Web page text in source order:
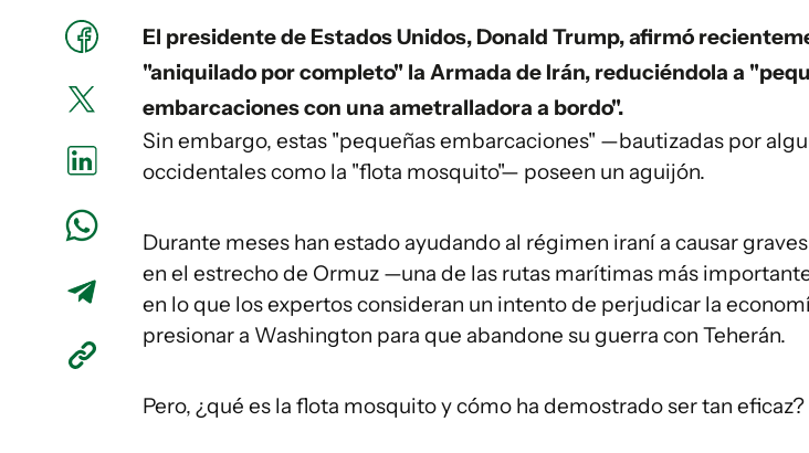
El presidente de Estados Unidos, Donald Trump, afirmó
"aniquilado por completo" la Armada de Irán, reduciéndola a
embarcaciones con una ametralladora a bordo".
Sin embargo, estas "pequeñas embarcaciones" —bautizadas por
occidentales como la "flota mosquito"— poseen un aguijón.
Durante meses han estado ayudando al régimen iraní a causar
en el estrecho de Ormuz —una de las rutas marítimas más
en lo que los expertos consideran un intento de perjudicar la
presionar a Washington para que abandone su guerra con Teherán.
Pero, ¿qué es la flota mosquito y cómo ha demostrado ser tan eficaz?